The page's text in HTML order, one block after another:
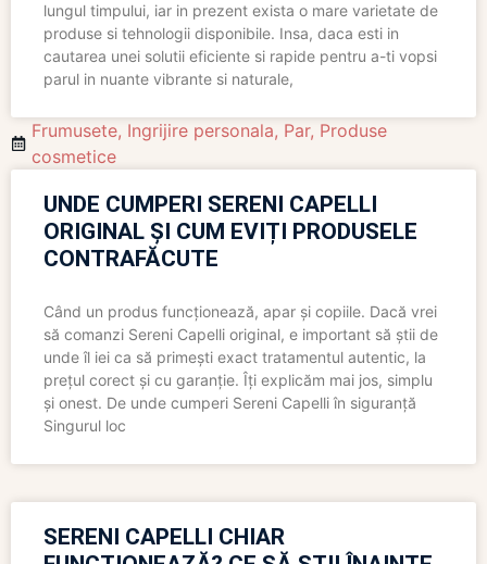
lungul timpului, iar in prezent exista o mare varietate de
produse si tehnologii disponibile. Insa, daca esti in
cautarea unei solutii eficiente si rapide pentru a-ti vopsi
parul in nuante vibrante si naturale,
Frumusete, Ingrijire personala, Par, Produse
cosmetice
UNDE CUMPERI SERENI CAPELLI
ORIGINAL ȘI CUM EVIȚI PRODUSELE
CONTRAFĂCUTE
Când un produs funcționează, apar și copiile. Dacă vrei
să comanzi Sereni Capelli original, e important să știi de
unde îl iei ca să primești exact tratamentul autentic, la
prețul corect și cu garanție. Îți explicăm mai jos, simplu
și onest. De unde cumperi Sereni Capelli în siguranță
Singurul loc
SERENI CAPELLI CHIAR